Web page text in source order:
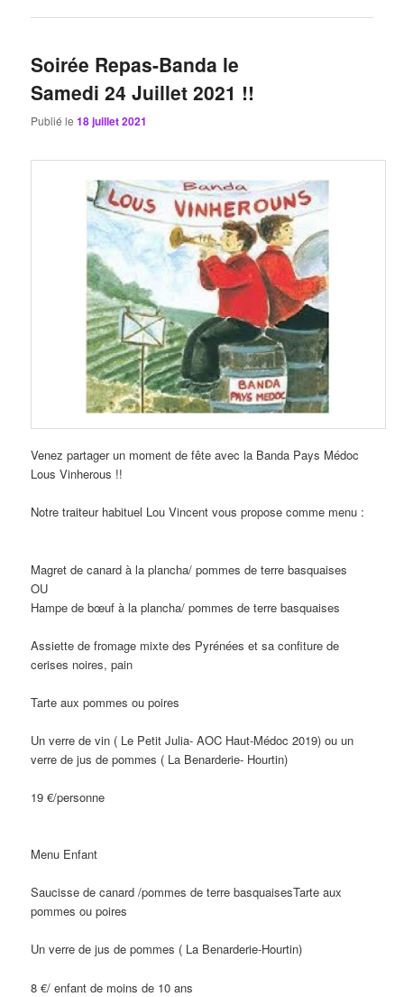
Soirée Repas-Banda le
Samedi 24 Juillet 2021 !!
Publié le18 juillet 2021
Venez partager un moment de fête avec la Banda Pays Médoc
Lous Vinherous !!
Notre traiteur habituel Lou Vincent vous propose comme menu :
Magret de canard à la plancha/ pommes de terre basquaises
OU
Hampe de bœuf à la plancha/ pommes de terre basquaises
Assiette de fromage mixte des Pyrénées et sa confiture de
cerises noires, pain
Tarte aux pommes ou poires
Un verre de vin ( Le Petit Julia- AOC Haut-Médoc 2019) ou un
verre de jus de pommes ( La Benarderie- Hourtin)
19 €/personne
Menu Enfant
Saucisse de canard /pommes de terre basquaisesTarte aux
pommes ou poires
Un verre de jus de pommes ( La Benarderie-Hourtin)
8 €/ enfant de moins de 10 ans